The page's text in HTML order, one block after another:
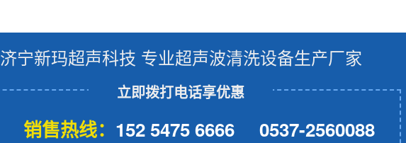
济宁新玛超声科技 专业超声波清洗设备生产厂家
立即拨打电话享优惠
销售热线： 152 5475 6666 0537-2560088